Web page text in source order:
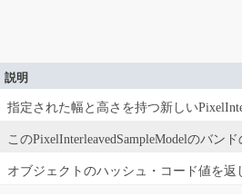
説明
指定された幅と高さを持つ新しい
このPixelInterleavedSampleModelのバン
オブジェクトのハッシュ・コード値を返